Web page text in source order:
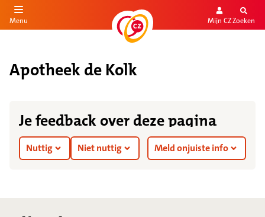
de inhoud
Menu Mijn CZZoeken
Apotheek de Kolk
Je feedback over deze pagina
Nuttig Niet nuttig Meld onjuiste info